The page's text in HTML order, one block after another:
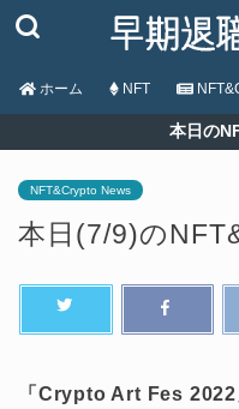
ホーム NFT
本日の
NFT&Crypto News
本日(7/9)の
「Crypto Art Fes 2022